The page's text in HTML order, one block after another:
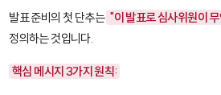
발표 준비의 첫 단추는 "이 발표로 심사위원이
정의하는 것입니다.
핵심 메시지 3가지 원칙: